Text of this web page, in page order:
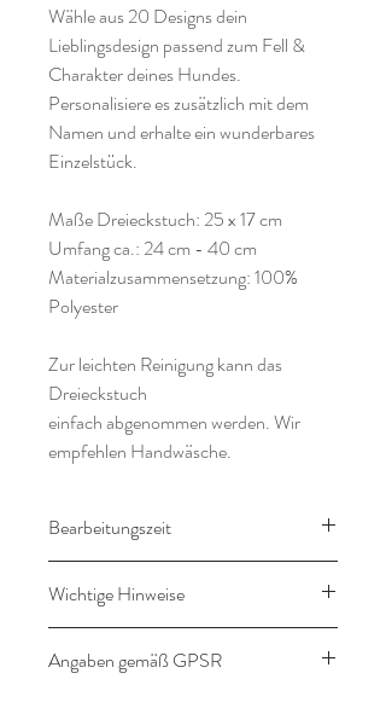
Wähle aus 20 Designs dein
Lieblingsdesign passend zum Fell &
Charakter deines Hundes.
Personalisiere es zusätzlich mit dem
Namen und erhalte ein wunderbares
Einzelstück.
Maße Dreieckstuch: 25 x 17 cm
Umfang ca.: 24 cm - 40 cm
Materialzusammensetzung: 100%
Polyester
Zur leichten Reinigung kann das
Dreieckstuch
einfach abgenommen werden. Wir
empfehlen Handwäsche.
Bearbeitungszeit
Wichtige Hinweise
Wünschen angefertigt und
Angaben gemäß GPSR